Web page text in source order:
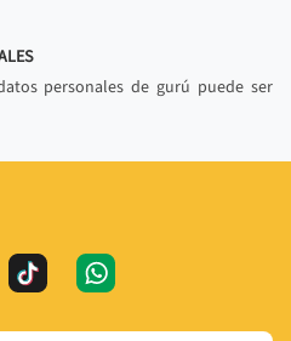
personales de gurú puede ser